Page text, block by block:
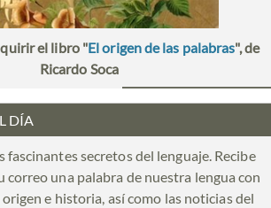
el libro "El origen de las palabras", de
Ricardo Soca
DÍA
fascinantes secretos del lenguaje. Recibe
correo una palabra de nuestra lengua con
e historia, así como las noticias del